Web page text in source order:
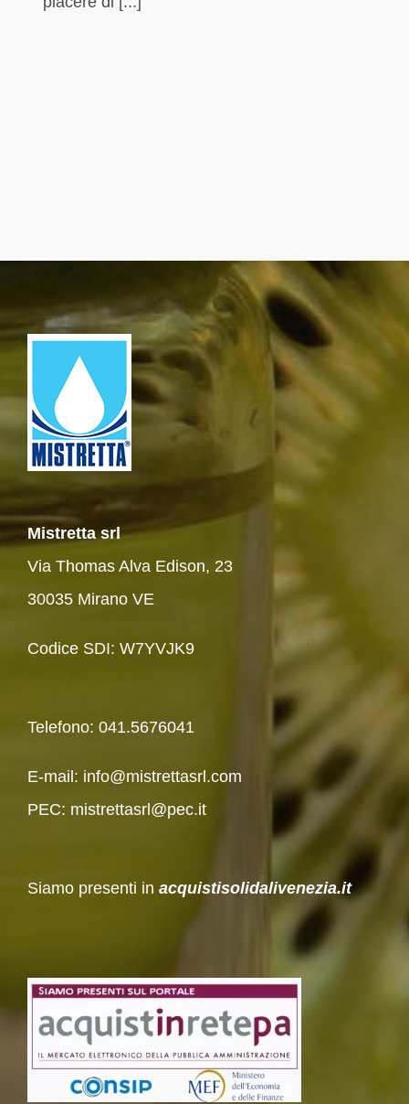
Mistretta srl
Via Thomas Alva Edison, 23
30035 Mirano VE
Codice SDI: W7YVJK9
Telefono: 041.5676041
E-mail: info@mistrettasrl.com
PEC: mistrettasrl@pec.it
Siamo presenti in acquistisolidalivenezia.it